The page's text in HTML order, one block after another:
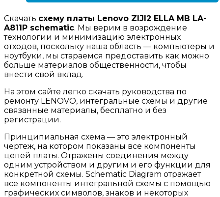
Скачать схему платы Lenovo ZIJI2 ELLA MB LA-
A811P schematic. Мы верим в возрождение
технологии и минимизацию электронных
отходов, поскольку наша область — компьютеры и
ноутбуки, мы стараемся предоставить как можно
больше материалов общественности, чтобы
внести свой вклад.
На этом сайте легко скачать руководства по
ремонту LENOVO, интегральные схемы и другие
связанные материалы, бесплатно и без
регистрации.
Принципиальная схема — это электронный
чертеж, на котором показаны все компоненты
цепей платы. Отражены соединения между
одним устройством и другим и его функции для
конкретной схемы. Schematic Diagram отражает
все компоненты интегральной схемы с помощью
графических символов, знаков и некоторых